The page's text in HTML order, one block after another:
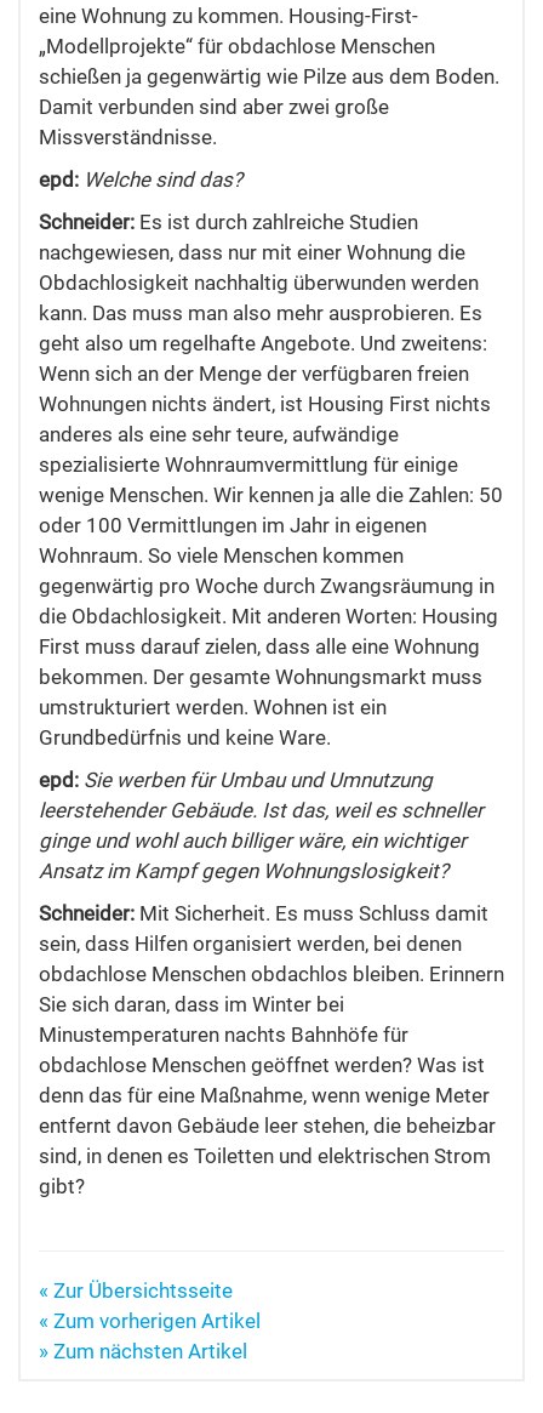
eine Wohnung zu kommen. Housing-First-
„Modellprojekte“ für obdachlose Menschen
schießen ja gegenwärtig wie Pilze aus dem Boden.
Damit verbunden sind aber zwei große
Missverständnisse.
epd: Welche sind das?
Schneider: Es ist durch zahlreiche Studien
nachgewiesen, dass nur mit einer Wohnung die
Obdachlosigkeit nachhaltig überwunden werden
kann. Das muss man also mehr ausprobieren. Es
geht also um regelhafte Angebote. Und zweitens:
Wenn sich an der Menge der verfügbaren freien
Wohnungen nichts ändert, ist Housing First nichts
anderes als eine sehr teure, aufwändige
spezialisierte Wohnraumvermittlung für einige
wenige Menschen. Wir kennen ja alle die Zahlen: 50
oder 100 Vermittlungen im Jahr in eigenen
Wohnraum. So viele Menschen kommen
gegenwärtig pro Woche durch Zwangsräumung in
die Obdachlosigkeit. Mit anderen Worten: Housing
First muss darauf zielen, dass alle eine Wohnung
bekommen. Der gesamte Wohnungsmarkt muss
umstrukturiert werden. Wohnen ist ein
Grundbedürfnis und keine Ware.
epd: Sie werben für Umbau und Umnutzung
leerstehender Gebäude. Ist das, weil es schneller
ginge und wohl auch billiger wäre, ein wichtiger
Ansatz im Kampf gegen Wohnungslosigkeit?
Schneider: Mit Sicherheit. Es muss Schluss damit
sein, dass Hilfen organisiert werden, bei denen
obdachlose Menschen obdachlos bleiben. Erinnern
Sie sich daran, dass im Winter bei
Minustemperaturen nachts Bahnhöfe für
obdachlose Menschen geöffnet werden? Was ist
denn das für eine Maßnahme, wenn wenige Meter
entfernt davon Gebäude leer stehen, die beheizbar
sind, in denen es Toiletten und elektrischen Strom
gibt?
« Zur Übersichtsseite
« Zum vorherigen Artikel
» Zum nächsten Artikel